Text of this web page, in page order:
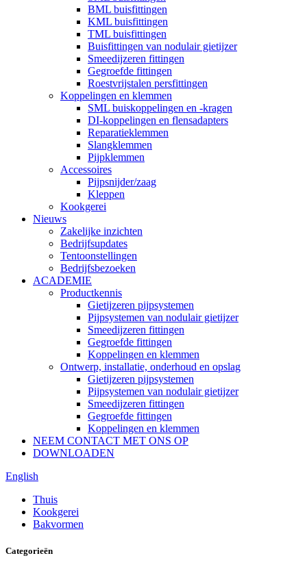
BML buisfittingen
KML buisfittingen
TML buisfittingen
Buisfittingen van nodulair gietijzer
Smeedijzeren fittingen
Gegroefde fittingen
Roestvrijstalen persfittingen
Koppelingen en klemmen
SML buiskoppelingen en -kragen
DI-koppelingen en flensadapters
Reparatieklemmen
Slangklemmen
Pijpklemmen
Accessoires
Pijpsnijder/zaag
Kleppen
Kookgerei
Nieuws
Zakelijke inzichten
Bedrijfsupdates
Tentoonstellingen
Bedrijfsbezoeken
ACADEMIE
Productkennis
Gietijzeren pijpsystemen
Pijpsystemen van nodulair gietijzer
Smeedijzeren fittingen
Gegroefde fittingen
Koppelingen en klemmen
Ontwerp, installatie, onderhoud en opslag
Gietijzeren pijpsystemen
Pijpsystemen van nodulair gietijzer
Smeedijzeren fittingen
Gegroefde fittingen
Koppelingen en klemmen
NEEM CONTACT MET ONS OP
DOWNLOADEN
English
Thuis
Kookgerei
Bakvormen
Categorieën